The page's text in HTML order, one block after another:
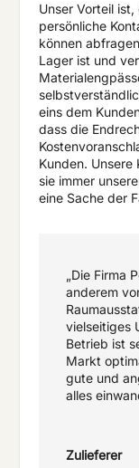
Unser Vorteil
persönliche
können
Lager ist und
eins dem
dass die
Kunden. Unsere
sie immer
eine Sache der
„Die Firma
anderem
vielseitiges
Betrieb ist
Markt
gute und
alles
Zulieferer